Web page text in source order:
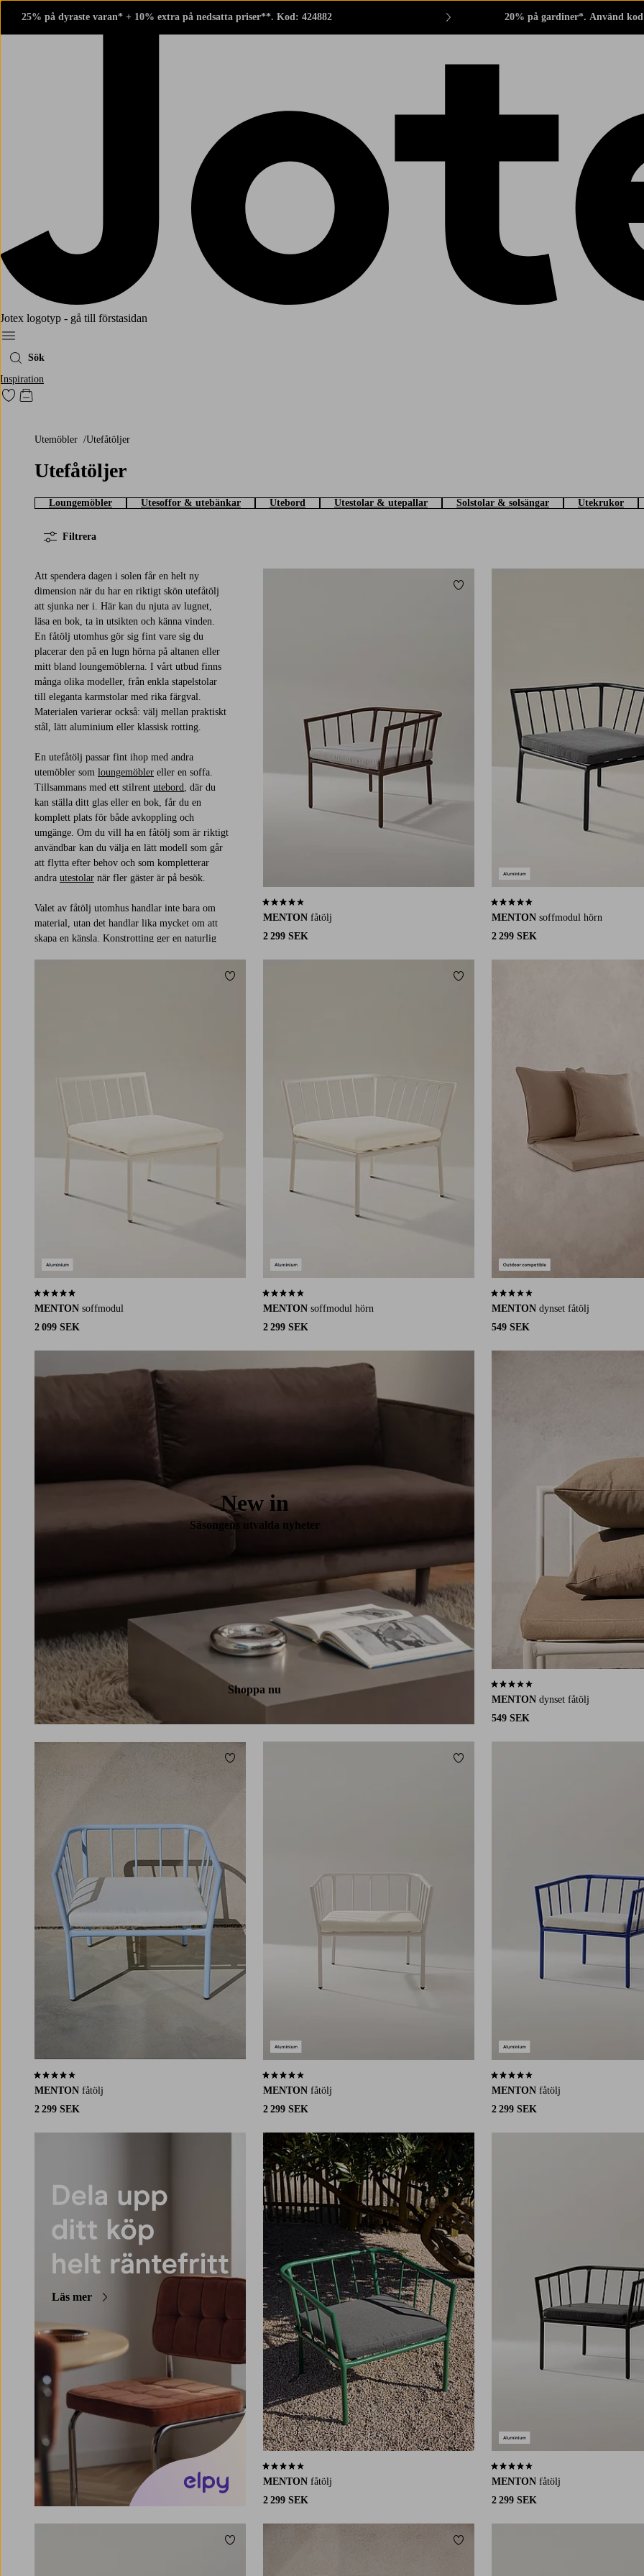
25% på dyraste varan* + 10% extra på nedsatta priser**. Kod: 424882 20% på gardiner*. Använd
Jotex logotyp - gå till förstasidan
Meny
Sök
Inspiration
Gå till favoritmarkerade produkter
Gå till kundvagnen
Utemöbler Utefåtöljer
Utefåtöljer
Loungemöbler Utesoffor & utebänkar Utebord Utestolar & utepallar Solstolar & solsängar Utekrukor
Filtrera
Att spendera dagen i solen får en helt ny
dimension när du har en riktigt skön utefåtölj
att sjunka ner i. Här kan du njuta av lugnet,
läsa en bok, ta in utsikten och känna vinden.
En fåtölj utomhus gör sig fint vare sig du
placerar den på en lugn hörna på altanen eller
mitt bland loungemöblerna. I vårt utbud finns
många olika modeller, från enkla stapelstolar
till eleganta karmstolar med rika färgval.
Materialen varierar också: välj mellan praktiskt
stål, lätt aluminium eller klassisk rotting.
En utefåtölj passar fint ihop med andra
utemöbler som loungemöbler eller en soffa.
Tillsammans med ett stilrent utebord
, där du
kan ställa ditt glas eller en bok, får du en
komplett plats för både avkoppling och
umgänge. Om du vill ha en fåtölj som är riktigt
användbar kan du välja en lätt modell som går
att flytta efter behov och som kompletterar
andra utestolar när fler gäster är på besök.
Valet av fåtölj utomhus handlar inte bara om
material, utan det handlar lika mycket om att
skapa en känsla. Konstrotting ger en naturlig
vila fötterna på. Stil och flexibilitet hand i
MENTON fåtölj
2 299 SEK
4,0 baserat på 30 st betyg
Lägg till i favoriter
MENTON soffmodul hörn
2 299 SEK
4,5 baserat på 14 st betyg
MENTON soffmodul
2 099 SEK
4,8 baserat på 5 st betyg
Lägg till i favoriter
MENTON soffmodul hörn
2 299 SEK
4,5 baserat på 14 st betyg
Lägg till i favoriter
MENTON dynset fåtölj
549 SEK
2,9 baserat på 17 st betyg
New in
Säsongens utvalda nyheter
Shoppa nu
MENTON dynset fåtölj
549 SEK
2,9 baserat på 17 st betyg
MENTON fåtölj
2 299 SEK
4,0 baserat på 30 st betyg
Lägg till i favoriter
MENTON fåtölj
2 299 SEK
4,0 baserat på 30 st betyg
Lägg till i favoriter
MENTON fåtölj
2 299 SEK
4,0 baserat på 30 st betyg
Läs mer
MENTON fåtölj
2 299 SEK
4,0 baserat på 30 st betyg
Lägg till i favoriter
MENTON fåtölj
2 299 SEK
4,0 baserat på 30 st betyg
Lägg till i favoriter Lägg till i favoriter